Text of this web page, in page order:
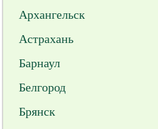
Архангельск
Астрахань
Барнаул
Белгород
Брянск